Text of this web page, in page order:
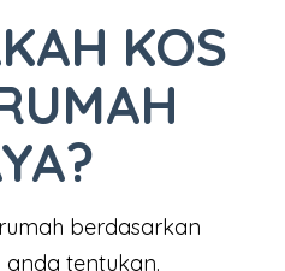
KOS
berdasarkan
tentukan.